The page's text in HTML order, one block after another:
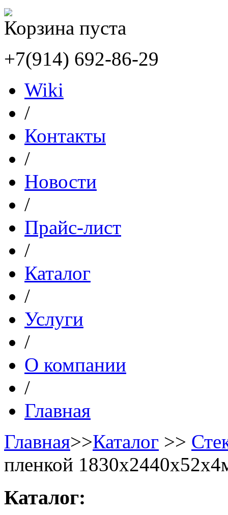
Корзина пуста
+7(914) 692-86-29
Wiki
/
Контакты
/
Новости
/
Прайс-лист
/
Каталог
/
Услуги
/
О компании
/
Главная
Главная>>Каталог >>
пленкой
Каталог: